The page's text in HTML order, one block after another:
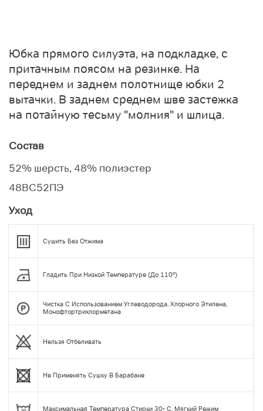
Юбка прямого силуэта, на подкладке, с
притачным поясом на резинке. На
переднем и заднем полотнище юбки 2
вытачки. В заднем среднем шве застежка
на потайную тесьму "молния" и шлица.
Состав
52% шерсть, 48% полиэстер
48ВС52ПЭ
Уход
Сушить Без Отжима
Гладить При Низкой Температуре (до 110°)
Чистка С Использованием Углеводорода, Хлорного Этилена,
Монофтортрихлорметана
Нельзя Отбеливать
Не Применять Сушку В Барабане
Максимальная Температура Стирки 30◦ С. Мягкий Режим